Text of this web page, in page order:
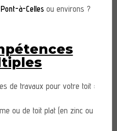
à-Cellesou environs ?
de travaux pour votre toit :
ou de toit plat (en zinc ou